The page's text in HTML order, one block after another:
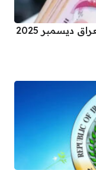
موعد صرف رواتب المتقاعدين في العراق ديسمبر 2025